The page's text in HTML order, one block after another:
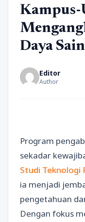
Daya
Editor
Author
Program
sekadar
Studi Teknologi
ia menjadi
pengetahuan
Dengan fokus